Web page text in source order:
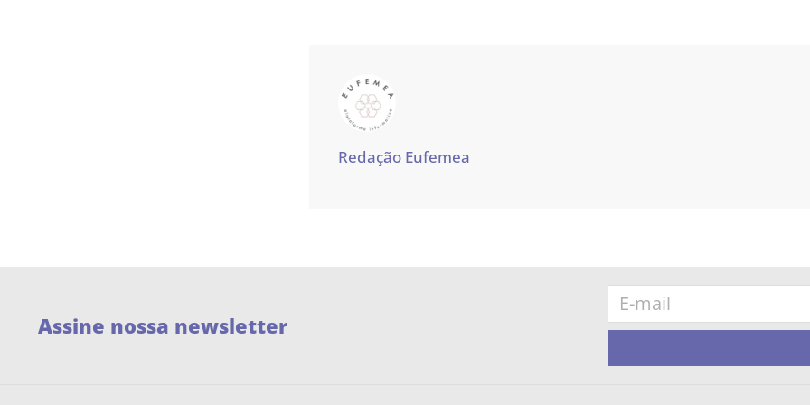
Redação Eufemea
Assine nossa newsletter